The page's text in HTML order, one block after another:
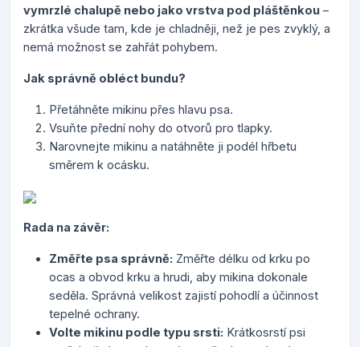
vymrzlé chalupě nebo jako vrstva pod pláštěnkou –
zkrátka všude tam, kde je chladněji, než je pes zvyklý, a
nemá možnost se zahřát pohybem.
Jak správně obléct bundu?
Přetáhněte mikinu přes hlavu psa.
Vsuňte přední nohy do otvorů pro tlapky.
Narovnejte mikinu a natáhněte ji podél hřbetu
směrem k ocásku.
Rada na závěr:
Změřte psa správně: Změřte délku od krku po
ocas a obvod krku a hrudi, aby mikina dokonale
seděla. Správná velikost zajistí pohodlí a účinnost
tepelné ochrany.
Volte mikinu podle typu srsti: Krátkosrstí psi